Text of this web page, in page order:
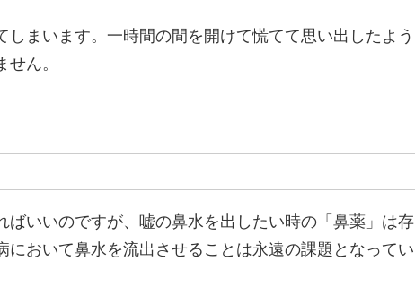
まいます。一時間の間を開けて慌てて思い出したよう
ん。
いいのですが、嘘の鼻水を出したい時の「鼻薬」は存
おいて鼻水を流出させることは永遠の課題となってい